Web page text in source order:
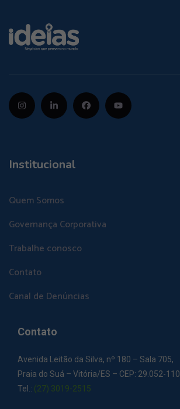
Institucional
Quem Somos
Governança Corporativa
Trabalhe conosco
Contato
Canal de Denúncias
Contato
Avenida Leitão da Silva, nº 180 – Sala 705,
Praia do Suá – Vitória/ES – CEP: 29.052-110
Tel.: (27) 3019-2515